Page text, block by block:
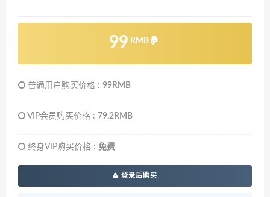
99 RMB
普通用户购买价格 : 99RMB
VIP会员购买价格 : 79.2RMB
终身VIP购买价格 : 免费
登录后购买